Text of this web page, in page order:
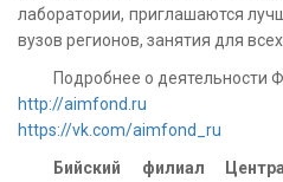
лаборатории, приглашаются
вузов регионов, занятия для
Подробнее о деятельности
http://aimfond.ru
https://vk.com/aimfond_ru
Бийский филиал